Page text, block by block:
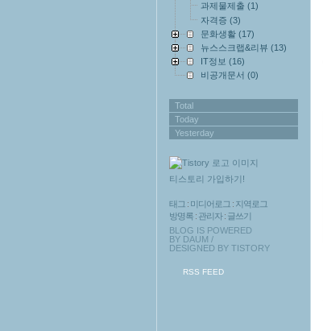
과제물제출 (1)
자격증 (3)
문화생활 (17)
뉴스스크랩&리뷰 (13)
IT정보 (16)
비공개문서 (0)
Total
Today
Yesterday
티스토리 가입하기!
태그 : 미디어로그 : 지역로그
방명록 : 관리자: 글쓰기
BLOG IS POWERED
BY DAUM /
DESIGNED BY TISTORY
RSS FEED